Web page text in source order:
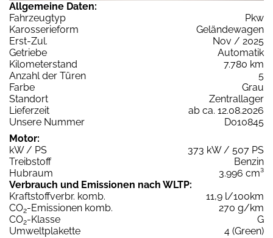
Allgemeine Daten:
Fahrzeugtyp
Pkw
Karosserieform
Geländewagen
Erst-Zul.
Nov / 2025
Getriebe
Automatik
Kilometerstand
7.780 km
Anzahl der Türen
5
Farbe
Grau
Standort
Zentrallager
Lieferzeit
ab ca. 12.08.2026
Unsere Nummer
D010845
Motor:
kW / PS
373 kW / 507 PS
Treibstoff
Benzin
Hubraum
3.996 cm³
Verbrauch und Emissionen nach WLTP:
Kraftstoffverbr. komb.
11,9 l/100km
CO2-Emissionen komb.
270 g/km
CO2-Klasse
G
Umweltplakette
4 (Green)